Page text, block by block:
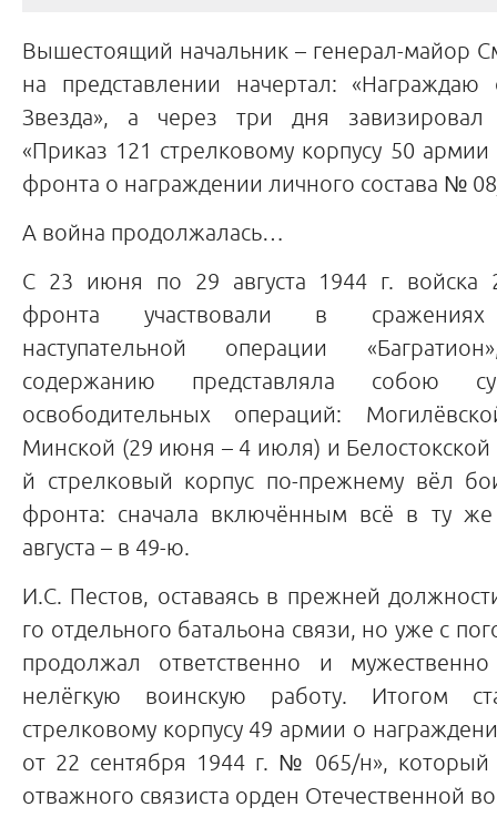
Вышестоящий начальник – генерал-майор
на представлении начертал:
Звезда», а через три дня завизировал
«Приказ 121 стрелковому корпусу 50 армии
фронта о награждении личного состава №
А война продолжалась…
С 23 июня по 29 августа 1944 г. войска
фронта участвовали в сражениях
наступательной операции
содержанию представляла собою
освободительных операций:
Минской (29 июня – 4 июля) и Белостокской
й стрелковый корпус по-прежнему вёл
фронта: сначала включённым всё в ту
августа – в 49-ю.
И.С. Пестов, оставаясь в прежней
го отдельного батальона связи, но уже с
продолжал ответственно и
нелёгкую воинскую работу. Итогом
стрелковому корпусу 49 армии о
от 22 сентября 1944 г. № 065/н», который
отважного связиста орден Отечественной